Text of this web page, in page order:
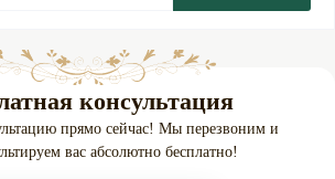
консультация
прямо сейчас! Мы перезвоним и
вас абсолютно бесплатно!